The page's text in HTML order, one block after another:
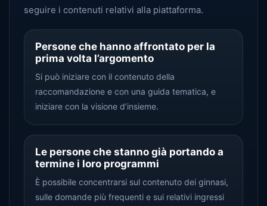
seguire i contenuti relativi alla piattaforma.
Persone che hanno affrontato per la
prima volta l’argomento
Si può iniziare con il contenuto della
raccomandazione e con una guida tematica, e
iniziare con la visione d’insieme.
Le persone che stanno già portando a
termine i loro programmi
È possibile concentrarsi sul contenuto dei ginnasi,
sulle domande più frequenti e sui relativi ingressi